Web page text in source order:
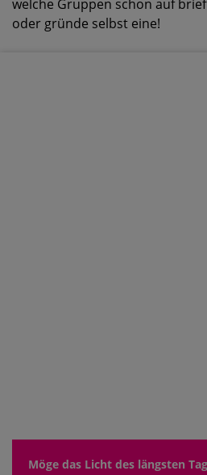
welche Gruppen schon auf
oder gründe selbst eine!
Möge das Licht des längsten